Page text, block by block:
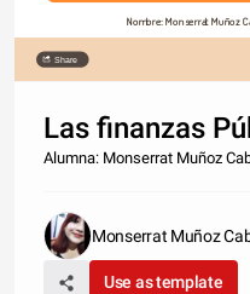
Nombre: Monserrat Muñoz
Share
Las finanzas
Alumna: Monserrat Muñoz
Monserrat Muñoz
Use as template